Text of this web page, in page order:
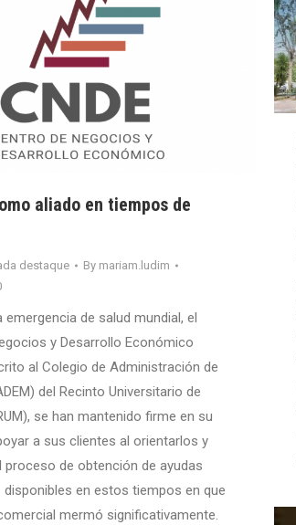
aliado en tiempos de
destaque By mariam.ludim
emergencia de salud mundial, el
y Desarrollo Económico
al Colegio de Administración de
del Recinto Universitario de
se han mantenido firme en su
a sus clientes al orientarlos y
proceso de obtención de ayudas
en estos tiempos en que
mermó significativamente.